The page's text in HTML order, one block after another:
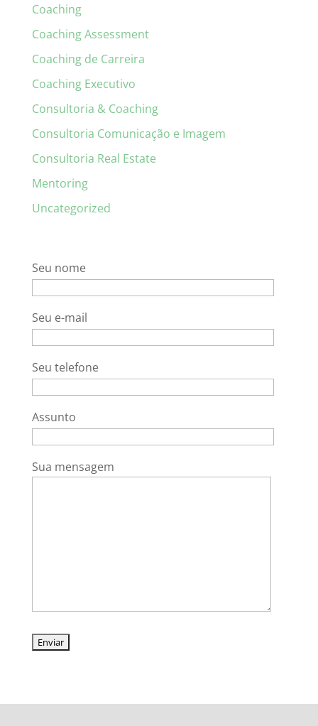
Coaching
Coaching Assessment
Coaching de Carreira
Coaching Executivo
Consultoria & Coaching
Consultoria Comunicação e Imagem
Consultoria Real Estate
Mentoring
Uncategorized
Seu nome
Seu e-mail
Seu telefone
Assunto
Sua mensagem